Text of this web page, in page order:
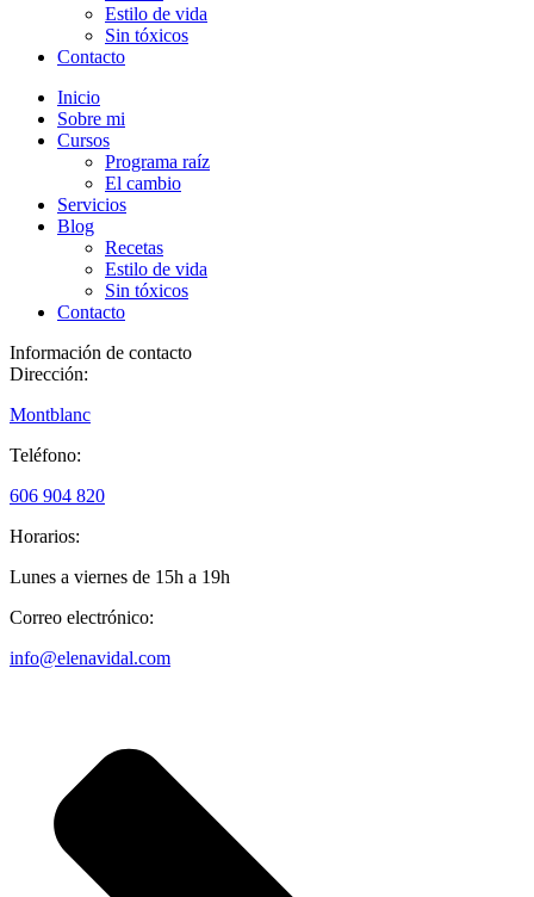
Estilo de vida
Sin tóxicos
Contacto
Inicio
Sobre mi
Cursos
Programa raíz
El cambio
Servicios
Blog
Recetas
Estilo de vida
Sin tóxicos
Contacto
Información de contacto
Dirección:
Montblanc
Teléfono:
606 904 820
Horarios:
Lunes a viernes de 15h a 19h
Correo electrónico:
info@elenavidal.com